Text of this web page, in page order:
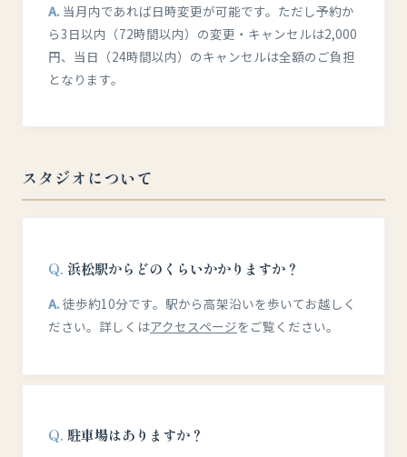
当月内であれば日時変更が可能です。ただし予約か
ら3日以内（72時間以内）の変更・キャンセルは2,000
円、当日（24時間以内）のキャンセルは全額のご負担
となります。
スタジオについて
浜松駅からどのくらいかかりますか？
徒歩約10分です。駅から高架沿いを歩いてお越しく
ださい。詳しくはアクセスページをご覧ください。
駐車場はありますか？